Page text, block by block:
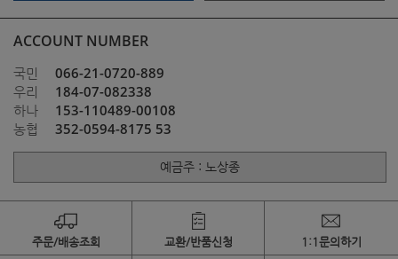
ACCOUNT NUMBER
국민 066-21-0720-889
우리 184-07-082338
하나 153-110489-00108
농협 352-0594-8175 53
예금주 : 노상종
주문/배송조회 교환/반품신청 1:1문의하기